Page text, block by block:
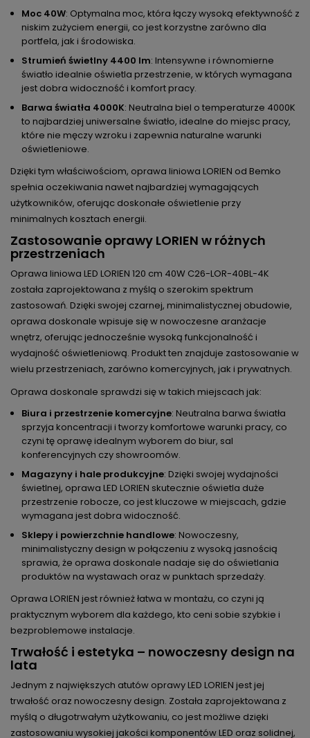
Moc 40W: Optymalna moc, która łączy wysoką efektywność z
niskim zużyciem energii, co jest korzystne zarówno dla
portfela, jak i środowiska.
Strumień świetlny 4400 lm: Intensywne i równomierne
światło idealnie oświetla przestrzenie, w których wymagana
jest dobra widoczność i komfort pracy.
Barwa światła 4000K: Neutralna biel o temperaturze 4000K
to najbardziej uniwersalne światło, idealne do miejsc pracy,
które nie męczy wzroku i zapewnia naturalne warunki
oświetleniowe.
Dzięki tym właściwościom, oprawa liniowa LORIEN od Bemko
spełnia oczekiwania nawet najbardziej wymagających
użytkowników, oferując doskonałe oświetlenie przy
minimalnych kosztach energii.
Zastosowanie oprawy LORIEN w różnych
przestrzeniach
Oprawa liniowa LED LORIEN 120 cm 40W C26-LOR-40BL-4K
została zaprojektowana z myślą o szerokim spektrum
zastosowań. Dzięki swojej czarnej, minimalistycznej obudowie,
oprawa doskonale wpisuje się w nowoczesne aranżacje
wnętrz, oferując jednocześnie wysoką funkcjonalność i
wydajność oświetleniową. Produkt ten znajduje zastosowanie w
wielu przestrzeniach, zarówno komercyjnych, jak i prywatnych.
Oprawa doskonale sprawdzi się w takich miejscach jak:
Biura i przestrzenie komercyjne: Neutralna barwa światła
sprzyja koncentracji i tworzy komfortowe warunki pracy, co
czyni tę oprawę idealnym wyborem do biur, sal
konferencyjnych czy showroomów.
Magazyny i hale produkcyjne: Dzięki swojej wydajności
świetlnej, oprawa LED LORIEN skutecznie oświetla duże
przestrzenie robocze, co jest kluczowe w miejscach, gdzie
wymagana jest dobra widoczność.
Sklepy i powierzchnie handlowe: Nowoczesny,
minimalistyczny design w połączeniu z wysoką jasnością
sprawia, że oprawa doskonale nadaje się do oświetlania
produktów na wystawach oraz w punktach sprzedaży.
Oprawa LORIEN jest również łatwa w montażu, co czyni ją
praktycznym wyborem dla każdego, kto ceni sobie szybkie i
bezproblemowe instalacje.
Trwałość i estetyka – nowoczesny design na
lata
Jednym z największych atutów oprawy LED LORIEN jest jej
trwałość oraz nowoczesny design. Została zaprojektowana z
myślą o długotrwałym użytkowaniu, co jest możliwe dzięki
zastosowaniu wysokiej jakości komponentów LED oraz solidnej,